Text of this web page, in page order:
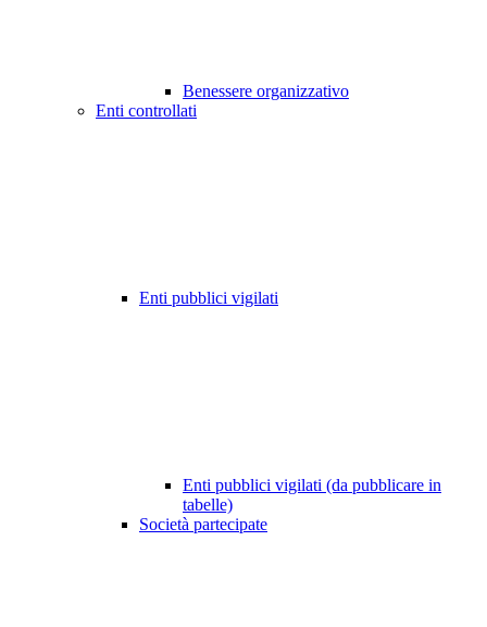
Benessere organizzativo
Enti controllati
Enti pubblici vigilati
Enti pubblici vigilati (da pubblicare in
tabelle)
Società partecipate